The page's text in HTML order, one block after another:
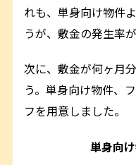
れも、単身向け物件
うが、敷金の発生率
次に、敷金が何ヶ月
う。単身向け物件、
フを用意しました。
単身向